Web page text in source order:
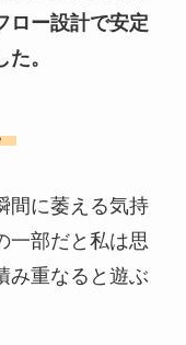
ロー設計で安定
。
間に萎える気持
一部だと私は思
み重なると遊ぶ